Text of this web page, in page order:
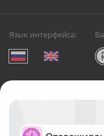
Язык интерфейса:
Служба
Русский Букет, 2026
Общество с